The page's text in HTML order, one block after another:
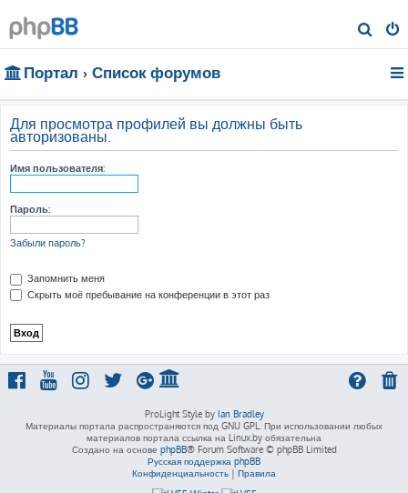
о
Портал Список форумов
Для просмотра профилей вы должны быть
авторизованы.
Имя пользователя:
Пароль:
Забыли пароль?
Запомнить меня
Скрыть моё пребывание на конференции в этот раз
ProLight Style by Ian Bradley
Материалы портала распространяются под GNU GPL. При использовании любых
материалов портала ссылка на Linux.by обязательна
Создано на основе phpBB® Forum Software © phpBB Limited
Русская поддержка phpBB
Конфиденциальность | Правила